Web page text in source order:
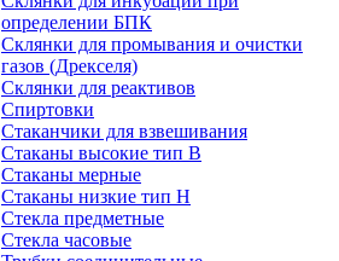
определении БПК
Склянки для промывания и очистки
газов (Дрекселя)
Склянки для реактивов
Спиртовки
Стаканчики для взвешивания
Стаканы высокие тип В
Стаканы мерные
Стаканы низкие тип Н
Стекла предметные
Стекла часовые